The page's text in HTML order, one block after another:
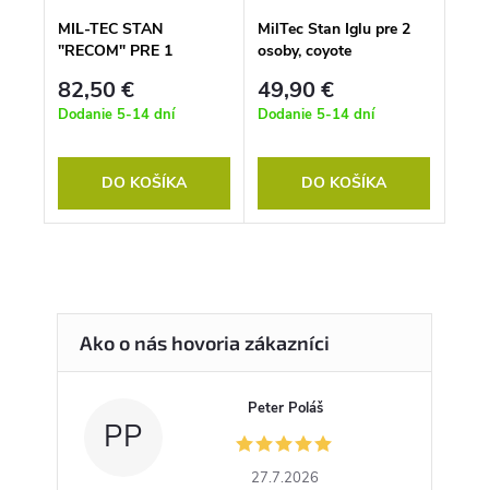
MIL-TEC STAN
"RECOM" PRE 1
82,50 €
Dodanie 5-14 dní
DO KOŠÍKA
MilTec Stan Iglu pre 2
osoby, coyote
49,90 €
Dodanie 5-14 dní
DO KOŠÍKA
PP
Peter Poláš
27.7.2026